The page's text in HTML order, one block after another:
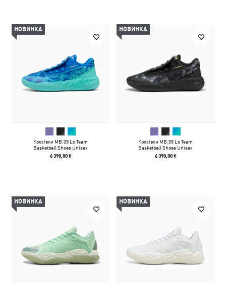
НОВИНКА
Кросівки MB.05 Lo Team
Basketball Shoes Unisex
6 390,00 ₴
НОВИНКА
Кросівки MB.05 Lo Team
Basketball Shoes Unisex
6 390,00 ₴
НОВИНКА НОВИНКА